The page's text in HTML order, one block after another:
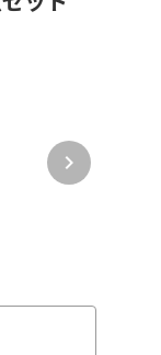
keyboard_arrow_right